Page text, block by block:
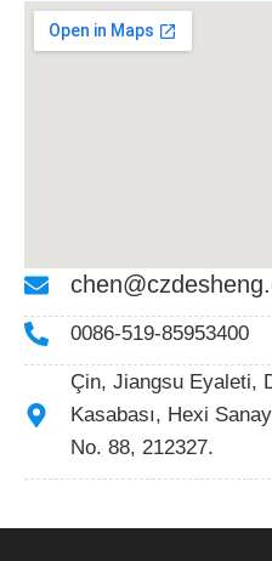
0086-519-85953400
Çin, Jiangsu Eyaleti,
Kasabası, Hexi
No. 88, 212327.